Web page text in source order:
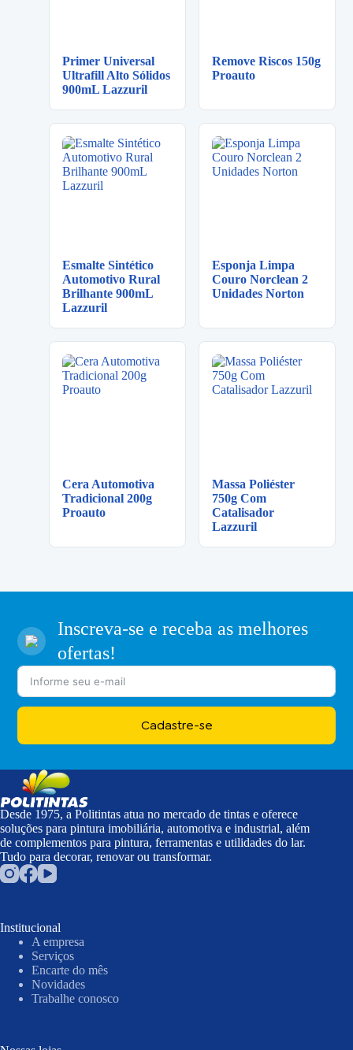
Primer Universal
Ultrafill Alto Sólidos
900mL Lazzuril
Remove Riscos 150g
Proauto
Esmalte Sintético
Automotivo Rural
Brilhante 900mL
Lazzuril
Esponja Limpa
Couro Norclean 2
Unidades Norton
Cera Automotiva
Tradicional 200g
Proauto
Massa Poliéster
750g Com
Catalisador
Lazzuril
Inscreva-se e receba as melhores
ofertas!
Cadastre-se
Desde 1975, a Politintas atua no mercado de tintas e oferece
soluções para pintura imobiliária, automotiva e industrial, além
de complementos para pintura, ferramentas e utilidades do lar.
Tudo para decorar, renovar ou transformar.
Institucional
A empresa
Serviços
Encarte do mês
Novidades
Trabalhe conosco